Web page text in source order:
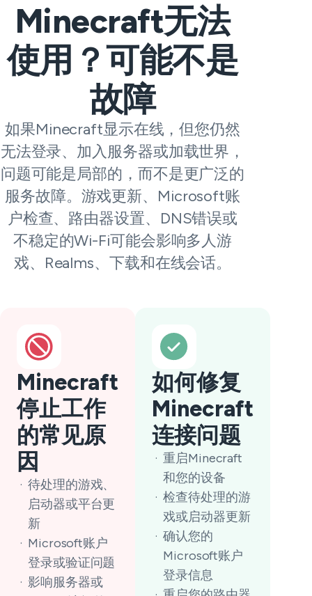
Minecraft无法
使用？可能不是
故障
如果Minecraft显示在线，但您仍然
无法登录、加入服务器或加载世界，
问题可能是局部的，而不是更广泛的
服务故障。游戏更新、Microsoft账
户检查、路由器设置、DNS错误或
不稳定的Wi-Fi可能会影响多人游
戏、Realms、下载和在线会话。
Minecraft
停止工作
的常见原
因
待处理的游戏、
启动器或平台更
新
Microsoft账户
登录或验证问题
影响服务器或
如何修复
Minecraft
连接问题
重启Minecraft
和您的设备
检查待处理的游
戏或启动器更新
确认您的
Microsoft账户
登录信息